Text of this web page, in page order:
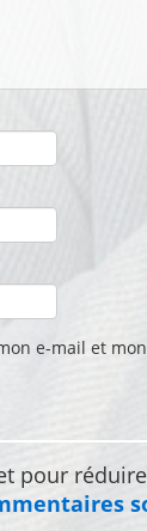
e-mail et
pour